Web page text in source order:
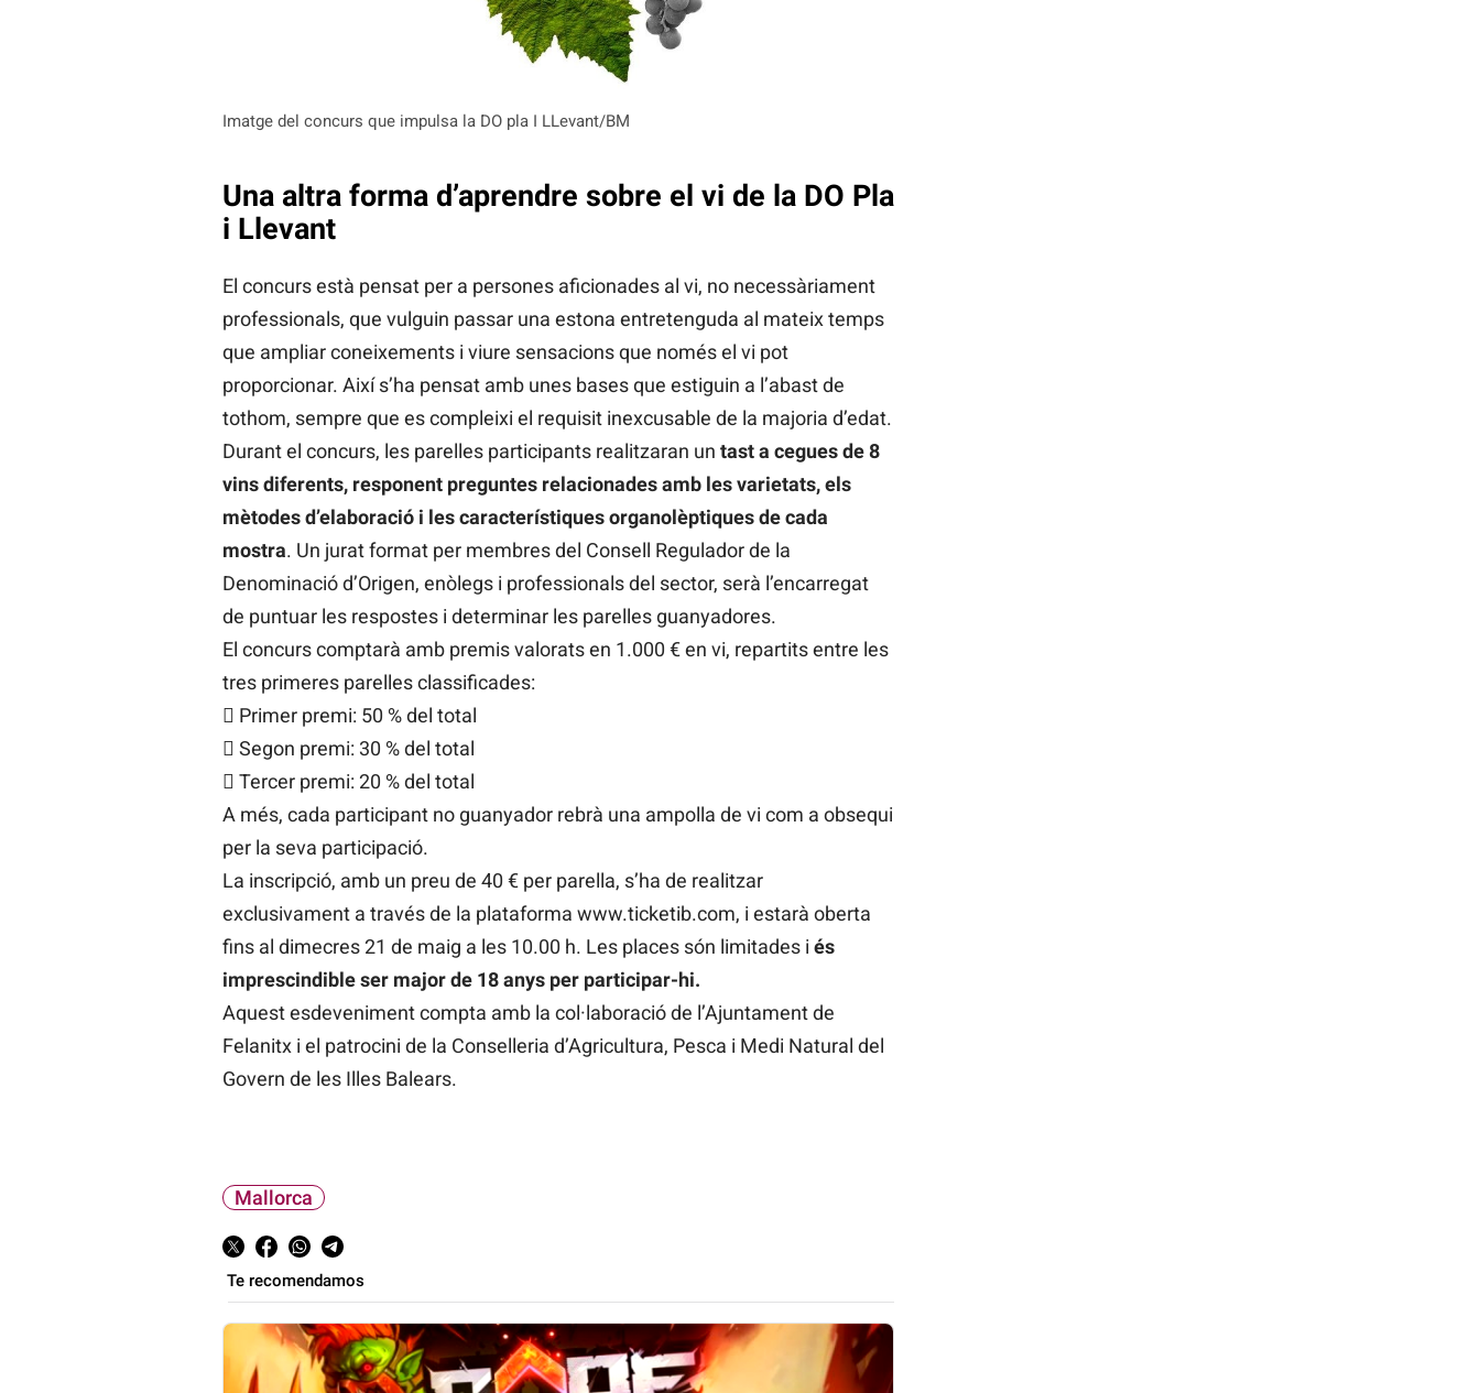
Imatge del concurs que impulsa la DO pla I LLevant/BM
Una altra forma d’aprendre sobre el vi de la DO Pla
i Llevant
El concurs està pensat per a persones aficionades al vi, no necessàriament
professionals, que vulguin passar una estona entretenguda al mateix temps
que ampliar coneixements i viure sensacions que només el vi pot
proporcionar. Així s’ha pensat amb unes bases que estiguin a l’abast de
tothom, sempre que es compleixi el requisit inexcusable de la majoria d’edat.
Durant el concurs, les parelles participants realitzaran un tast a cegues de 8
vins diferents, responent preguntes relacionades amb les varietats, els
mètodes d’elaboració i les característiques organolèptiques de cada
mostra. Un jurat format per membres del Consell Regulador de la
Denominació d’Origen, enòlegs i professionals del sector, serà l’encarregat
de puntuar les respostes i determinar les parelles guanyadores.
El concurs comptarà amb premis valorats en 1.000 € en vi, repartits entre les
tres primeres parelles classificades:
 Primer premi: 50 % del total
 Segon premi: 30 % del total
 Tercer premi: 20 % del total
A més, cada participant no guanyador rebrà una ampolla de vi com a obsequi
per la seva participació.
La inscripció, amb un preu de 40 € per parella, s’ha de realitzar
exclusivament a través de la plataforma www.ticketib.com, i estarà oberta
fins al dimecres 21 de maig a les 10.00 h. Les places són limitades i és
imprescindible ser major de 18 anys per participar-hi.
Aquest esdeveniment compta amb la col·laboració de l’Ajuntament de
Felanitx i el patrocini de la Conselleria d’Agricultura, Pesca i Medi Natural del
Govern de les Illes Balears.
Mallorca
Te recomendamos